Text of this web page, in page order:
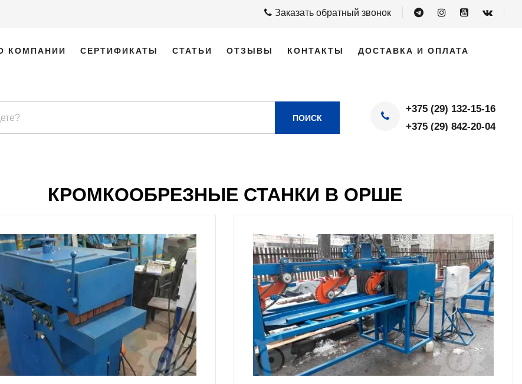
Заказать обратный звонок
КОМПАНИИ СЕРТИФИКАТЫ СТАТЬИ ОТЗЫВЫ КОНТАКТЫ
ДОСТАВКА И ОПЛАТА
ПОИСК
+375 (29) 132-15-16
+375 (29) 842-20-04
КРОМКООБРЕЗНЫЕ СТАНКИ В ОРШЕ